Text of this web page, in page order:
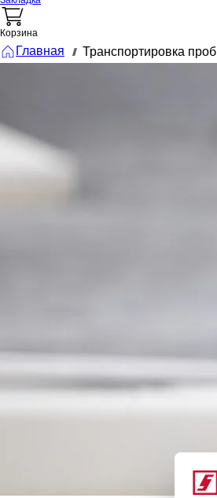
Корзина
Главная /// Транспортировка проб